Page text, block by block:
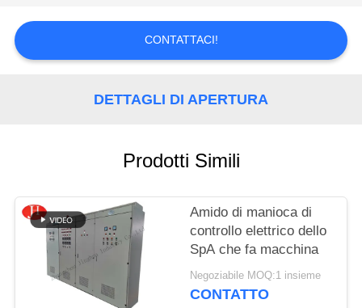
CONTATTACI
CHIEDI UN
PREVENTIVO
MAPPA
CONTATTACI!
DETTAGLI DI APERTURA
Prodotti Simili
Amido di manioca di
controllo elettrico dello
SpA che fa macchina
Negoziabile MOQ:1 insieme
CONTATTO